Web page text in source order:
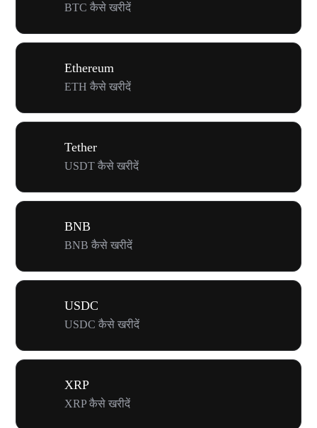
BTC कैसे खरीदें
Ethereum
ETH कैसे खरीदें
Tether
USDT कैसे खरीदें
BNB
BNB कैसे खरीदें
USDC
USDC कैसे खरीदें
XRP
XRP कैसे खरीदें